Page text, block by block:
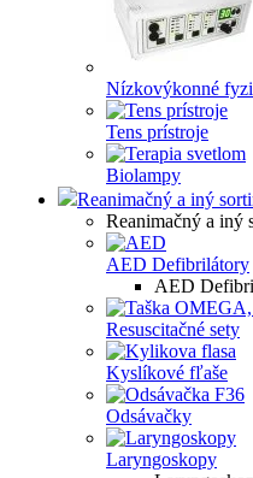
Nízkovýkonné
Tens prístroje
Biolampy
Reanimačný a iný
Reanimačný a iný
AED Defibrilátory
AED
Resuscitačné sety
Kyslíkové fľaše
Odsávačky
Laryngoskopy